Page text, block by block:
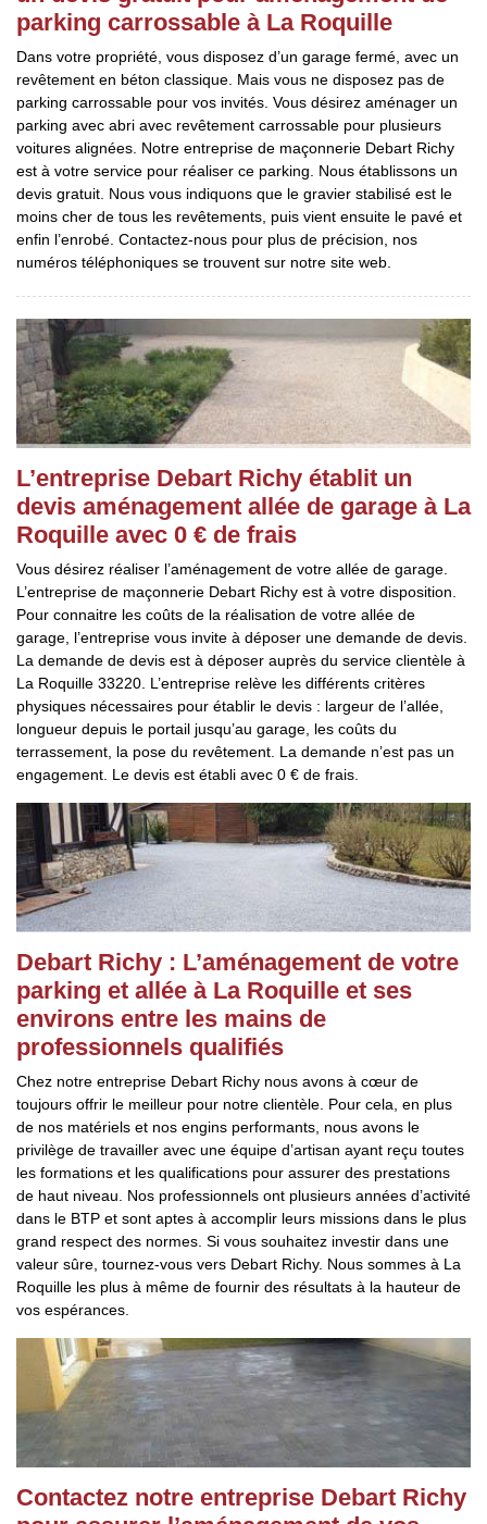
parking carrossable à La Roquille
Dans votre propriété, vous disposez d’un garage fermé, avec un
revêtement en béton classique. Mais vous ne disposez pas de
parking carrossable pour vos invités. Vous désirez aménager un
parking avec abri avec revêtement carrossable pour plusieurs
voitures alignées. Notre entreprise de maçonnerie Debart Richy
est à votre service pour réaliser ce parking. Nous établissons un
devis gratuit. Nous vous indiquons que le gravier stabilisé est le
moins cher de tous les revêtements, puis vient ensuite le pavé et
enfin l’enrobé. Contactez-nous pour plus de précision, nos
numéros téléphoniques se trouvent sur notre site web.
L’entreprise Debart Richy établit un
devis aménagement allée de garage à La
Roquille avec 0 € de frais
Vous désirez réaliser l’aménagement de votre allée de garage.
L’entreprise de maçonnerie Debart Richy est à votre disposition.
Pour connaitre les coûts de la réalisation de votre allée de
garage, l’entreprise vous invite à déposer une demande de devis.
La demande de devis est à déposer auprès du service clientèle à
La Roquille 33220. L’entreprise relève les différents critères
physiques nécessaires pour établir le devis : largeur de l’allée,
longueur depuis le portail jusqu’au garage, les coûts du
terrassement, la pose du revêtement. La demande n’est pas un
engagement. Le devis est établi avec 0 € de frais.
Debart Richy : L’aménagement de votre
parking et allée à La Roquille et ses
environs entre les mains de
professionnels qualifiés
Chez notre entreprise Debart Richy nous avons à cœur de
toujours offrir le meilleur pour notre clientèle. Pour cela, en plus
de nos matériels et nos engins performants, nous avons le
privilège de travailler avec une équipe d’artisan ayant reçu toutes
les formations et les qualifications pour assurer des prestations
de haut niveau. Nos professionnels ont plusieurs années d’activité
dans le BTP et sont aptes à accomplir leurs missions dans le plus
grand respect des normes. Si vous souhaitez investir dans une
valeur sûre, tournez-vous vers Debart Richy. Nous sommes à La
Roquille les plus à même de fournir des résultats à la hauteur de
vos espérances.
Contactez notre entreprise Debart Richy